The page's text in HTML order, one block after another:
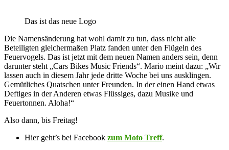
Das ist das neue Logo
Die Namensänderung hat wohl damit zu tun, dass nicht alle
Beteiligten gleichermaßen Platz fanden unter den Flügeln des
Feuervogels. Das ist jetzt mit dem neuen Namen anders sein, denn
darunter steht „Cars Bikes Music Friends“. Mario meint dazu: „Wir
lassen auch in diesem Jahr jede dritte Woche bei uns ausklingen.
Gemütliches Quatschen unter Freunden. In der einen Hand etwas
Deftiges in der Anderen etwas Flüssiges, dazu Musike und
Feuertonnen. Aloha!“
Also dann, bis Freitag!
Hier geht’s bei Facebook zum Moto Treff.